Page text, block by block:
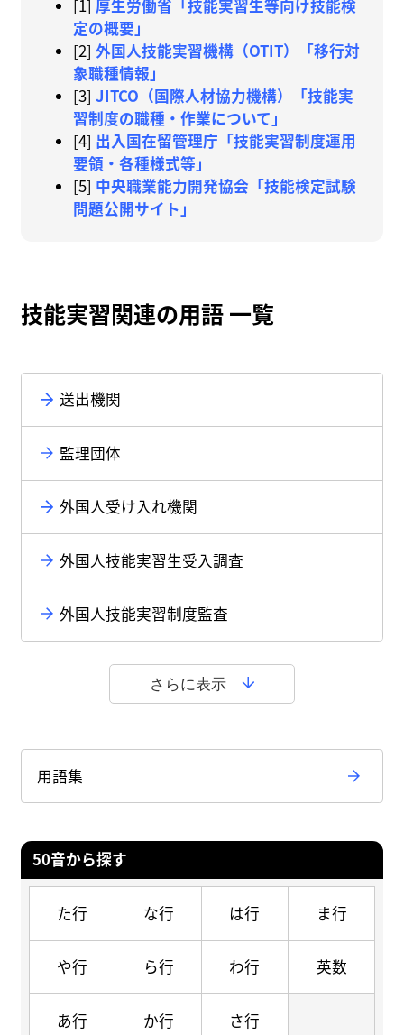
[1] 厚生労働省「技能実習生等向け技能検
定の概要」
[2] 外国人技能実習機構（OTIT）「移行対
象職種情報」
[3] JITCO（国際人材協力機構）「技能実
習制度の職種・作業について」
[4] 出入国在留管理庁「技能実習制度運用
要領・各種様式等」
[5] 中央職業能力開発協会「技能検定試験
問題公開サイト」
技能実習関連の用語 一覧
送出機関
監理団体
外国人受け入れ機関
外国人技能実習生受入調査
外国人技能実習制度監査
さらに表示
用語集
50音から探す
た行 な行 は行 ま行
や行 ら行 わ行 英数
あ行 か行 さ行